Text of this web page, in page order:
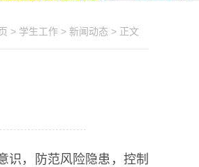
> 学生工作 > 新闻动态 > 正文
识，防范风险隐患，控制